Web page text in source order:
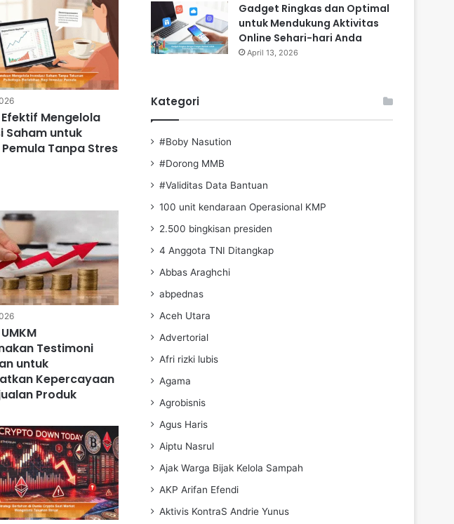
Mengelola
Saham untuk
Tanpa Stres
Testimoni
untuk
Kepercayaan
Produk
Gadget Ringkas dan Optimal
untuk Mendukung Aktivitas
Online Sehari-hari Anda
April 13, 2026
Kategori
#Boby Nasution
#Dorong MMB
#Validitas Data Bantuan
100 unit kendaraan Operasional KMP
2.500 bingkisan presiden
4 Anggota TNI Ditangkap
Abbas Araghchi
abpednas
Aceh Utara
Advertorial
Afri rizki lubis
Agama
Agrobisnis
Agus Haris
Aiptu Nasrul
Ajak Warga Bijak Kelola Sampah
AKP Arifan Efendi
Aktivis KontraS Andrie Yunus